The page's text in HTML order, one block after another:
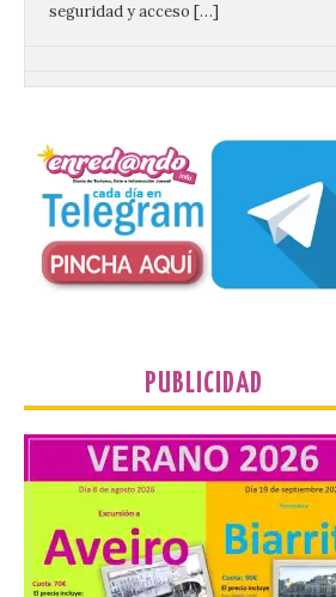
San Lorenzo, Poniente y
partir de las 19.00 horas.
8 Ago 2026
Incide en que el eclipse
verá desde
puntos de la ciudad,
coche ni usarlo ese día. Los
la Campa Torres y La […]
La decimonovena
fotografía de León de…
viaje nos llega desde la
plaza de Oriente en
Madrid
PUBLICIDAD